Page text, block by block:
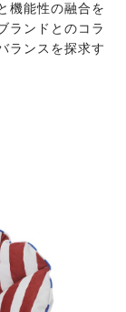
機能性の融合を
ランドとのコラ
ランスを探求す